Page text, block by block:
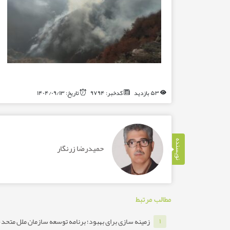
کدخبر: ۹۷۹۴ تاریخ: ۱۴۰۴/۰۹/۱۳
نویسنده حمیدرضا زرنگار
مطالب مرتبط
۱ زمینه سازی برای بهبود؛ برنامه توسعه سازمان ملل